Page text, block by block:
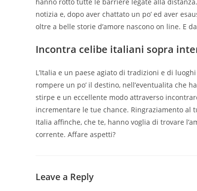
notizia e, dopo aver chattato un po’ ed aver
oltre a belle storie d’amore nascono on line. E
Incontra celibe italiani sopra
L’Italia e un paese agiato di tradizioni e di
rompere un po’ il destino, nell’eventualita che
stirpe e un eccellente modo attraverso
incrementare le tue chance. Ringraziamento
Italia affinche, che te, hanno voglia di trovare
corrente. Affare aspetti?
Leave a Reply